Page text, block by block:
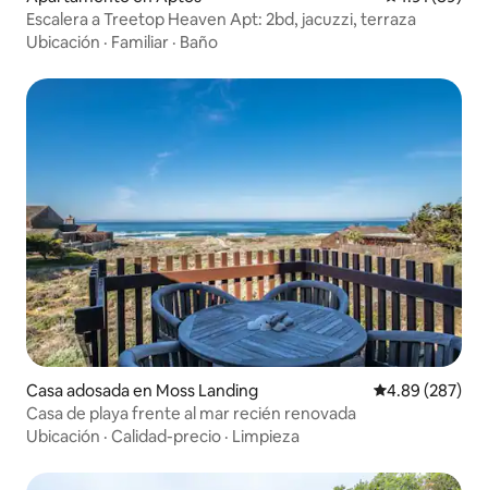
Escalera a Treetop Heaven Apt: 2bd, jacuzzi, terraza
Ubicación · Familiar · Baño
Casa adosada en Moss Landing Calificación
4.89 (287)
Casa de playa frente al mar recién renovada
Ubicación · Calidad-precio · Limpieza